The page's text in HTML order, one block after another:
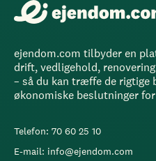
ejendom.com tilbyder en
drift, vedligehold, renovering
– så du kan træffe de rigtige
økonomiske beslutninger
Telefon: 70 60 25 10
E-mail: info@ejendom.com